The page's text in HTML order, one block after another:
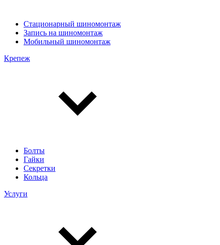
Стационарный шиномонтаж
Запись на шиномонтаж
Мобильный шиномонтаж
Крепеж
Болты
Гайки
Секретки
Кольца
Услуги